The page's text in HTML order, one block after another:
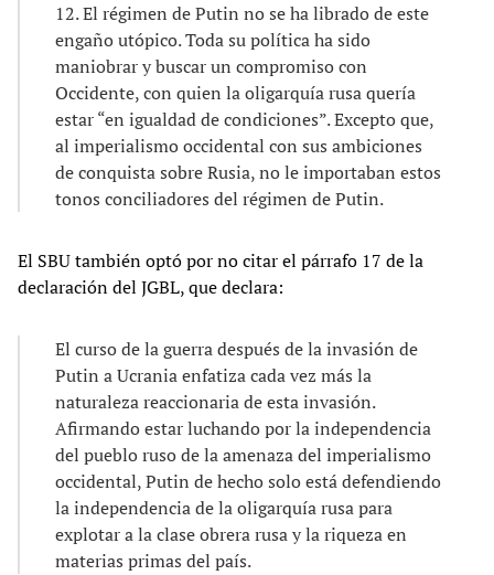
12. El régimen de Putin no se ha librado de este
engaño utópico. Toda su política ha sido
maniobrar y buscar un compromiso con
Occidente, con quien la oligarquía rusa quería
estar “en igualdad de condiciones”. Excepto que,
al imperialismo occidental con sus ambiciones
de conquista sobre Rusia, no le importaban estos
tonos conciliadores del régimen de Putin.
El SBU también optó por no citar el párrafo 17 de la
declaración del JGBL, que declara:
El curso de la guerra después de la invasión de
Putin a Ucrania enfatiza cada vez más la
naturaleza reaccionaria de esta invasión.
Afirmando estar luchando por la independencia
del pueblo ruso de la amenaza del imperialismo
occidental, Putin de hecho solo está defendiendo
la independencia de la oligarquía rusa para
explotar a la clase obrera rusa y la riqueza en
materias primas del país.